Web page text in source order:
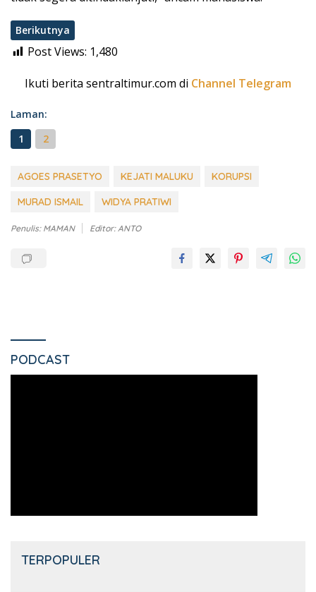
Berikutnya
Post Views: 1,480
Ikuti berita sentraltimur.com di Channel Telegram
Laman:
1
2
AGOES PRASETYO KEJATI MALUKU
KORUPSI
MURAD ISMAIL
WIDYA PRATIWI
Penulis: MAMAN Editor: ANTO
PODCAST
TERPOPULER